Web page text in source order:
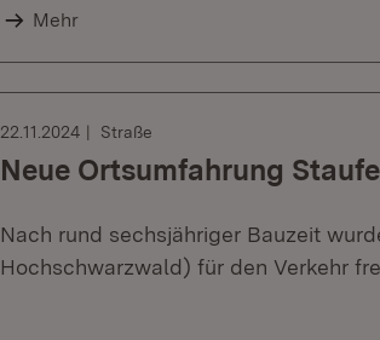
Mehr
22.11.2024 Straße
Neue Ortsumfahrung
Nach rund sechsjähriger Bauzeit
Hochschwarzwald) für den Verkehr